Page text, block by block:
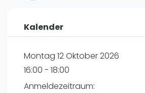
International
Ranking
Männer
Kalender
Montag 12 Oktober 2026
16:00 - 18:00
Anmeldezeitraum: